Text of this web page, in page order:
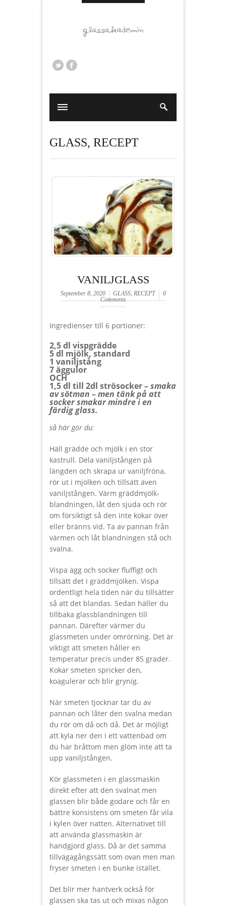
GLASS, RECEPT
VANILJGLASS
September 8, 2020 GLASS, RECEPT
0
Comments
Ingredienser till 6 portioner:
2,5 dl vispgrädde
5 dl mjölk, standard
1 vaniljstång
7 äggulor
OCH
1,5 dl till 2dl strösocker– smaka
av sötman – men tänk på att
socker smakar mindre i en
färdig glass.
så här gör du:
Häll grädde och mjölk i en stor
kastrull. Dela vaniljstången på
längden och skrapa ur vaniljfröna,
rör ut i mjölken och tillsätt även
vaniljstången. Värm gräddmjölk-
blandningen, låt den sjuda och rör
om försiktigt så den inte kokar över
eller bränns vid. Ta av pannan från
värmen och låt blandningen stå och
svalna.
Vispa ägg och socker fluffigt och
tillsätt det i gräddmjölken. Vispa
ordentligt hela tiden när du tillsätter
så att det blandas. Sedan häller du
tillbaka glassblandningen till
pannan. Därefter värmer du
glassmeten under omrörning. Det är
viktigt att smeten håller en
temperatur precis under 85 grader.
Kokar smeten spricker den,
koagulerar och blir grynig.
När smeten tjocknar tar du av
pannan och låter den svalna medan
du rör om då och då. Det är möjligt
att kyla ner den i ett vattenbad om
du har bråttom men glöm inte att ta
upp vaniljstången.
Kör glassmeten i en glassmaskin
direkt efter att den svalnat men
glassen blir både godare och får en
bättre konsistens om smeten får vila
i kylen över natten. Alternativet till
att använda glassmaskin är
handgjord glass. Då är det samma
tillvägagångssätt som ovan men man
fryser smeten i en bunke istället.
Det blir mer hantverk också för
glassen ska tas ut och mixas någon